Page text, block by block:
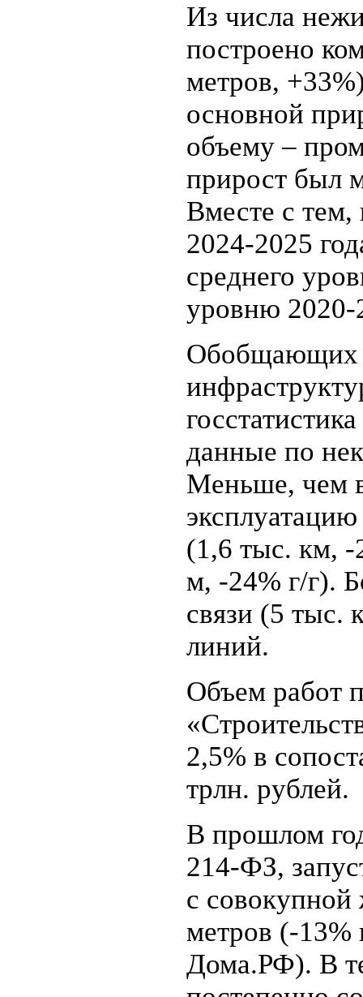
Из числа
построено
метров,
основной
объему –
прирост был
Вместе с
2024-2025
среднего
уровню 2020-
Обобщающих
данные по
Меньше, чем
(1,6 тыс. км, -
м, -24% г/г).
связи (5 тыс.
линий.
Объем работ
2,5% в
трлн. рублей.
В прошлом
214-ФЗ,
с
метров (-
Дома.РФ). В